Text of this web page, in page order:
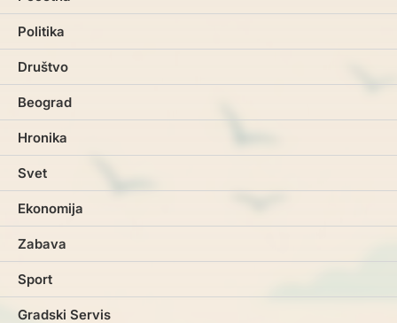
Politika
Društvo
Beograd
Hronika
Svet
Ekonomija
Zabava
Sport
Gradski Servis